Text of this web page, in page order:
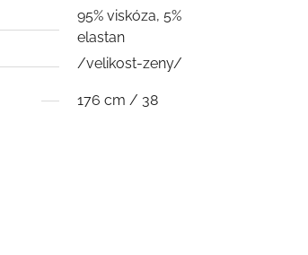
95% viskóza, 5%
elastan
/velikost-zeny/
176 cm / 38